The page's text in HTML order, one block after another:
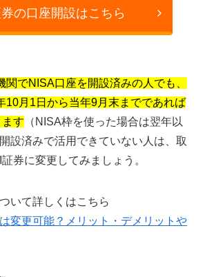
の口座開設はこちら
関でNISA口座を開設済みの人でも、
10月1日から当年9月末までであれば
す （NISA枠を使った場合は翌年以
設済みで活用できていない人は、取
券に変更してみましょう。
いて詳しくはこちら
変更可能？メリット・デメリットや